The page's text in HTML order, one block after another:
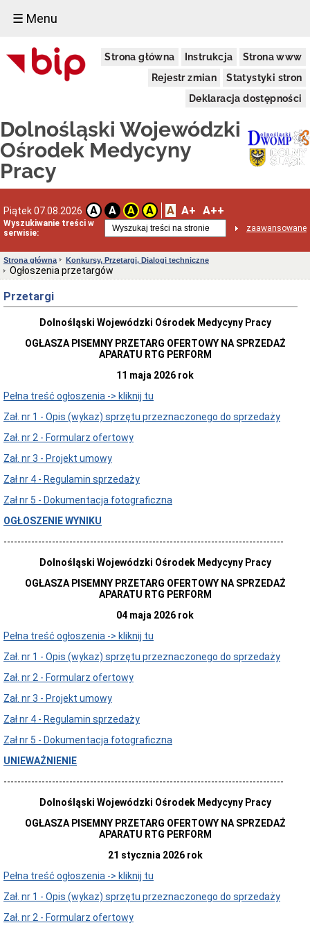
☰ Menu
Strona główna Instrukcja
Strona www
Rejestr zmian
Statystyki stron
Deklaracja dostępności
Dolnośląski Wojewódzki
Ośrodek Medycyny
Pracy
Piątek 07.08.2026 A A A A A A+ A++
Wyszukiwanie treści w
serwisie:
zaawansowane
INFORMACJE
O
DWOMP
Oddziały
DWOMP
Kierownictwo
Statut
Regulamin
DWOMP
Schemat
organizacyjny
Majątek
trwały
INNE
INFORMACJE
Raporty
IOD
Dostępność
Sygnaliści
dla
sygnalistów
przyjmowania
zgłoszeń
Cennik
komercyjny
Cennik
profilaktycznych
medycznych
Oferty
pracy
Ogłoszenia
wolnych
stanowiskach
pracy
Archiwum
Konkursy,
Przetargi,
Dialogi
techniczne
Konkursy
Zamówienia
publiczne
Archiwum
Strona główna Konkursy, Przetargi, Dialogi techniczne
Ogłoszenia przetargów
Przetargi
Dolnośląski Wojewódzki Ośrodek Medycyny Pracy
OGŁASZA PISEMNY PRZETARG OFERTOWY NA SPRZEDAŻ
APARATU RTG PERFORM
11 maja 2026 rok
Pełna treść ogłoszenia -> kliknij tu
Zał. nr 1 - Opis (wykaz) sprzętu przeznaczonego do sprzedaży
Zał. nr 2 - Formularz ofertowy
Zał. nr 3 - Projekt umowy
Zał nr 4 - Regulamin sprzedaży
Zał nr 5 - Dokumentacja fotograficzna
OGŁOSZENIE WYNIKU
---------------------------------------------------------------------------------
Dolnośląski Wojewódzki Ośrodek Medycyny Pracy
OGŁASZA PISEMNY PRZETARG OFERTOWY NA SPRZEDAŻ
APARATU RTG PERFORM
04 maja 2026 rok
Pełna treść ogłoszenia -> kliknij tu
Zał. nr 1 - Opis (wykaz) sprzętu przeznaczonego do sprzedaży
Zał. nr 2 - Formularz ofertowy
Zał. nr 3 - Projekt umowy
Zał nr 4 - Regulamin sprzedaży
Zał nr 5 - Dokumentacja fotograficzna
UNIEWAŻNIENIE
---------------------------------------------------------------------------------
Dolnośląski Wojewódzki Ośrodek Medycyny Pracy
OGŁASZA PISEMNY PRZETARG OFERTOWY NA SPRZEDAŻ
APARATU RTG PERFORM
21 stycznia 2026 rok
Pełna treść ogłoszenia -> kliknij tu
Zał. nr 1 - Opis (wykaz) sprzętu przeznaczonego do sprzedaży
Zał. nr 2 - Formularz ofertowy